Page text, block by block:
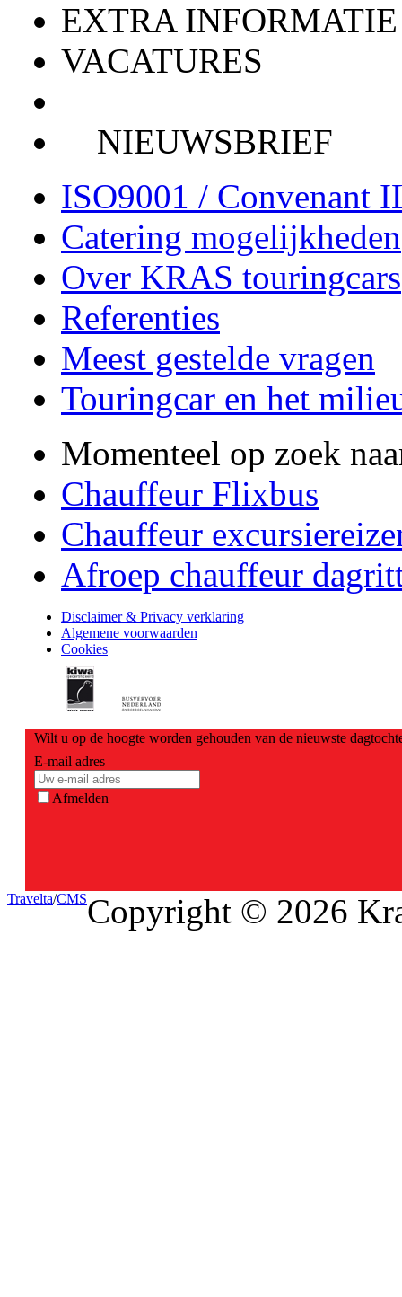
EXTRA INFORMATIE
VACATURES
NIEUWSBRIEF
ISO9001 / Convenant
Catering mogelijkheden
Over KRAS touringcars
Referenties
Meest gestelde vragen
Touringcar en het
Momenteel op zoek
Chauffeur Flixbus
Chauffeur
Afroep chauffeur
Disclaimer & Privacy verklaring
Algemene voorwaarden
Cookies
Wilt u op de hoogte worden gehouden van de nieuwste
E-mail adres
Afmelden
Travelta/CMSCopyright © 2026